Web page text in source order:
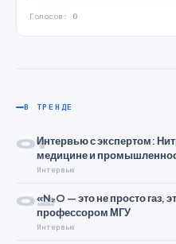
Голосов: 0
В ТРЕНДЕ
01Интервью с экспертом:
медицине и
Интервью
02«N₂O — это не просто газ,
профессором МГУ
Интервью